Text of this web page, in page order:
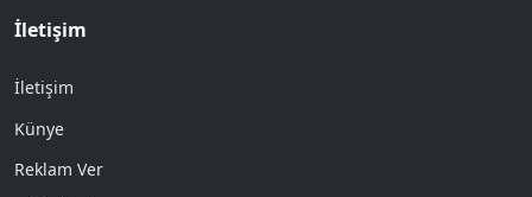
İletişim
İletişim
Künye
Reklam Ver